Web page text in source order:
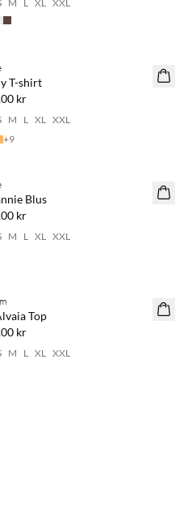
M L XL XXL
T-shirt
kr
M L XL XXL
+9
Blus
kr
M L XL XXL
Top
kr
M L XL XXL